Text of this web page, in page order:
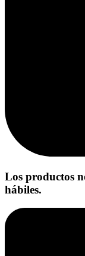
Los productos
hábiles.